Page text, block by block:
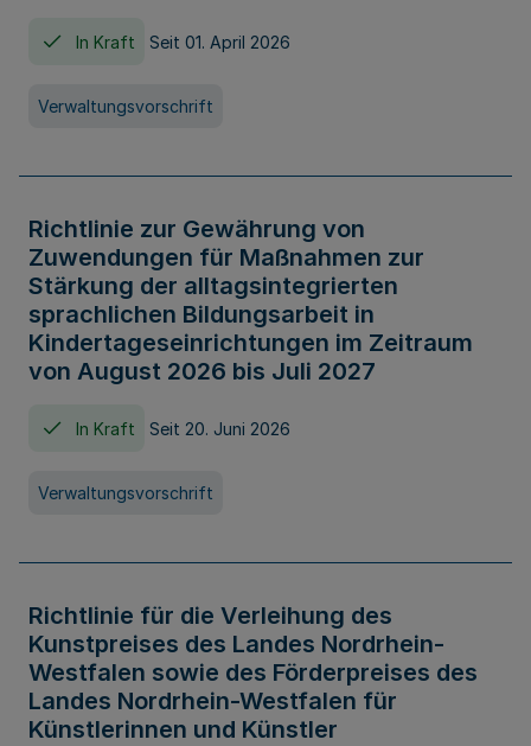
In Kraft Seit 01. April 2026
Verwaltungsvorschrift
Richtlinie zur Gewährung von
Zuwendungen für Maßnahmen zur
Stärkung der alltagsintegrierten
sprachlichen Bildungsarbeit in
Kindertageseinrichtungen im Zeitraum
von August 2026 bis Juli 2027
In Kraft Seit 20. Juni 2026
Verwaltungsvorschrift
Richtlinie für die Verleihung des
Kunstpreises des Landes Nordrhein-
Westfalen sowie des Förderpreises des
Landes Nordrhein-Westfalen für
Künstlerinnen und Künstler